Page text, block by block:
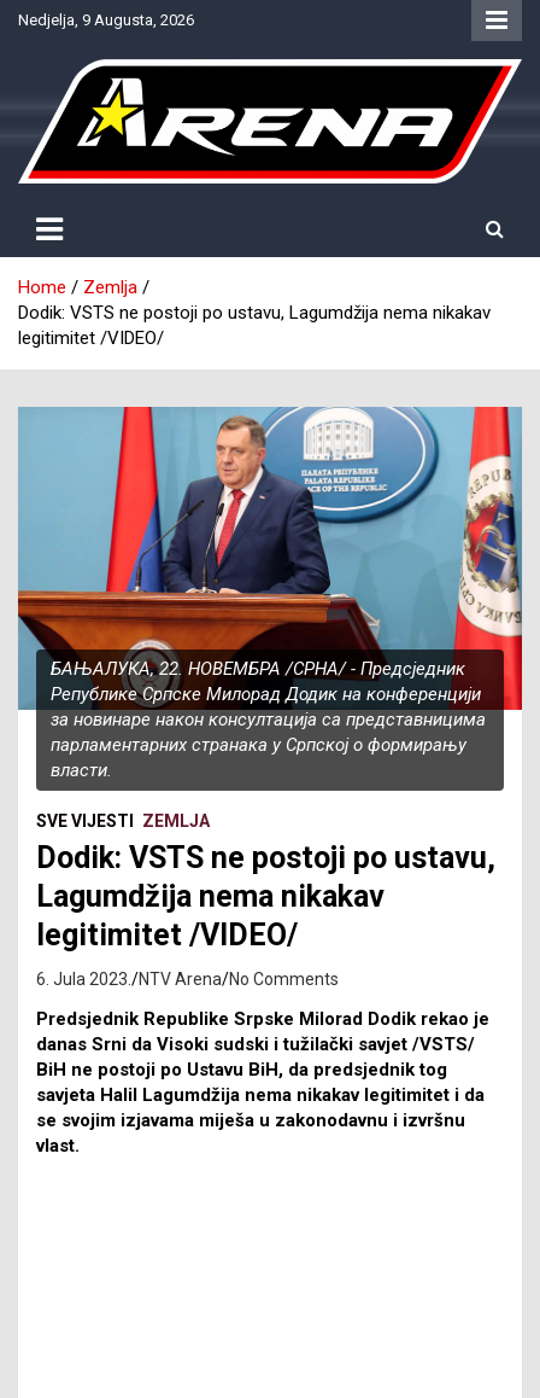
SkipNedjelja, 9 Augusta, 2026
NTV Arena
Home
Zemlja
Dodik: VSTS ne postoji po ustavu, Lagumdžija nema nikakav
legitimitet /VIDEO/
БАЊАЛУКА, 22. НОВЕМБРА /СРНА/ - Предсједник
Републике Српске Милорад Додик на конференцији
за новинаре након консултација са представницима
парламентарних странака у Српској о формирању
власти.
SVE VIJESTI ZEMLJA
Dodik: VSTS ne postoji po ustavu,
Lagumdžija nema nikakav
legitimitet /VIDEO/
6. Jula 2023. NTV Arena No Comments
Predsjednik Republike Srpske Milorad Dodik rekao je
danas Srni da Visoki sudski i tužilački savjet /VSTS/
BiH ne postoji po Ustavu BiH, da predsjednik tog
savjeta Halil Lagumdžija nema nikakav legitimitet i da
se svojim izjavama miješa u zakonodavnu i izvršnu
vlast.